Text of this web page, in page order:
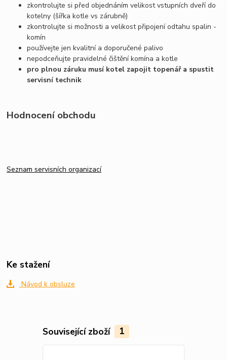
zkontrolujte si před objednáním velikost vstupních dveří do
kotelny (šířka kotle vs zárubně)
zkontrolujte si možnosti a velikost připojení odtahu spalin -
komín
používejte jen kvalitní a doporučené palivo
nepodceňujte pravidelné čištění komína a kotle
pro plnou záruku musí kotel zapojit topenář a spustit
servisní technik
Hodnocení obchodu
Seznam servisních organizací
Ke stažení
Návod k obsluze
Související zboží 1